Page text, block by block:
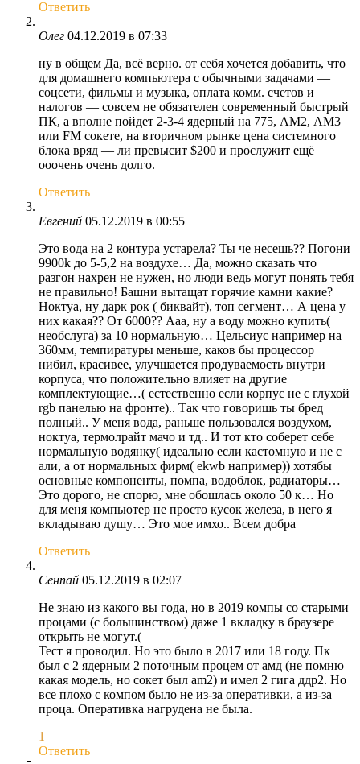
Ответить
Олег 04.12.2019 в 07:33
ну в общем Да, всё верно. от себя хочется добавить, что
для домашнего компьютера с обычными задачами —
соцсети, фильмы и музыка, оплата комм. счетов и
налогов — совсем не обязателен современный быстрый
ПК, а вполне пойдет 2-3-4 ядерный на 775, АМ2, АМ3
или FM сокете, на вторичном рынке цена системного
блока вряд — ли превысит $200 и прослужит ещё
ооочень очень долго.
Ответить
Евгений 05.12.2019 в 00:55
Это вода на 2 контура устарела? Ты че несешь?? Погони
9900k до 5-5,2 на воздухе… Да, можно сказать что
разгон нахрен не нужен, но люди ведь могут понять тебя
не правильно! Башни вытащат горячие камни какие?
Ноктуа, ну дарк рок ( биквайт), топ сегмент… А цена у
них какая?? От 6000?? Ааа, ну а воду можно купить(
необслуга) за 10 нормальную… Цельсиус например на
360мм, темпиратуры меньше, каков бы процессор
нибил, красивее, улучшается продуваемость внутри
корпуса, что положительно влияет на другие
комплектующие…( естественно если корпус не с глухой
rgb панелью на фронте).. Так что говоришь ты бред
полный.. У меня вода, раньше пользовался воздухом,
ноктуа, термолрайт мачо и тд.. И тот кто соберет себе
нормальную водянку( идеально если кастомную и не с
али, а от нормальных фирм( ekwb например)) хотябы
основные компоненты, помпа, водоблок, радиаторы…
Это дорого, не спорю, мне обошлась около 50 к… Но
для меня компьютер не просто кусок железа, в него я
вкладываю душу… Это мое имхо.. Всем добра
Ответить
Сенпай 05.12.2019 в 02:07
Не знаю из какого вы года, но в 2019 компы со старыми
процами (с большинством) даже 1 вкладку в браузере
открыть не могут.(
Тест я проводил. Но это было в 2017 или 18 году. Пк
был с 2 ядерным 2 поточным процем от амд (не помню
какая модель, но сокет был am2) и имел 2 гига ддр2. Но
все плохо с компом было не из-за оперативки, а из-за
проца. Оперативка нагрудена не была.
1
Ответить